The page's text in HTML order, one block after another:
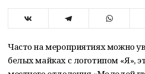
Часто на мероприятиях можно
белых майках с логотипом «Я»,